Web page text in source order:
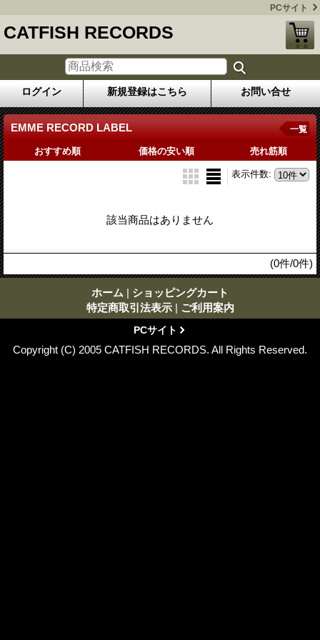
PCサイト
CATFISH RECORDS
ログイン 新規登録はこちら お問い合せ
EMME RECORD LABEL 一覧
おすすめ順 価格の安い順 売れ筋順
表示件数:
該当商品はありません
(0件/0件)
ホーム | ショッピングカート
特定商取引法表示 | ご利用案内
PCサイト
Copyright (C) 2005 CATFISH RECORDS. All Rights Reserved.